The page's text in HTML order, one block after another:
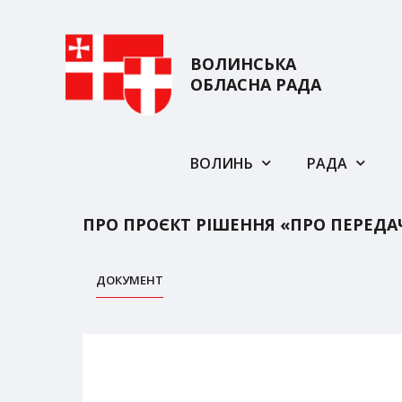
ВОЛИНСЬКА
ОБЛАСНА РАДА
ВОЛИНЬ РАДА
ПРО ПРОЄКТ РІШЕННЯ «ПРО
ДОКУМЕНТ